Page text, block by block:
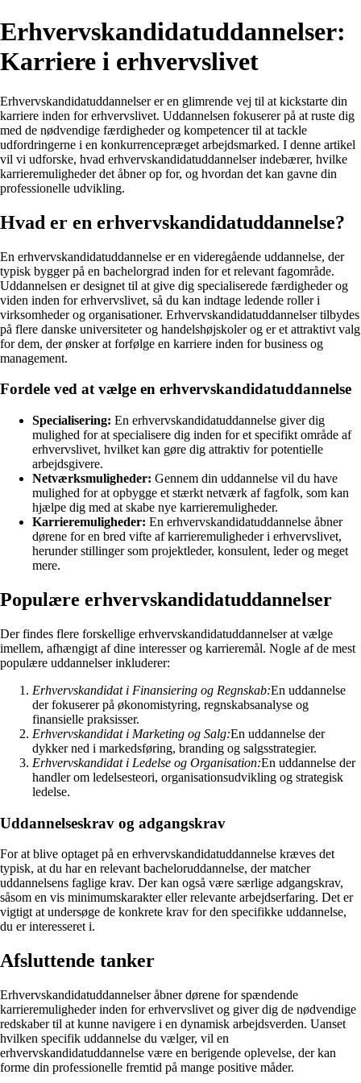
Erhvervskandidatuddannelser:
Karriere i erhvervslivet
Erhvervskandidatuddannelser er en glimrende vej til at kickstarte din
karriere inden for erhvervslivet. Uddannelsen fokuserer på at ruste dig
med de nødvendige færdigheder og kompetencer til at tackle
udfordringerne i en konkurrencepræget arbejdsmarked. I denne artikel
vil vi udforske, hvad erhvervskandidatuddannelser indebærer, hvilke
karrieremuligheder det åbner op for, og hvordan det kan gavne din
professionelle udvikling.
Hvad er en erhvervskandidatuddannelse?
En erhvervskandidatuddannelse er en videregående uddannelse, der
typisk bygger på en bachelorgrad inden for et relevant fagområde.
Uddannelsen er designet til at give dig specialiserede færdigheder og
viden inden for erhvervslivet, så du kan indtage ledende roller i
virksomheder og organisationer. Erhvervskandidatuddannelser tilbydes
på flere danske universiteter og handelshøjskoler og er et attraktivt valg
for dem, der ønsker at forfølge en karriere inden for business og
management.
Fordele ved at vælge en erhvervskandidatuddannelse
Specialisering: En erhvervskandidatuddannelse giver dig
mulighed for at specialisere dig inden for et specifikt område af
erhvervslivet, hvilket kan gøre dig attraktiv for potentielle
arbejdsgivere.
Netværksmuligheder: Gennem din uddannelse vil du have
mulighed for at opbygge et stærkt netværk af fagfolk, som kan
hjælpe dig med at skabe nye karrieremuligheder.
Karrieremuligheder: En erhvervskandidatuddannelse åbner
dørene for en bred vifte af karrieremuligheder i erhvervslivet,
herunder stillinger som projektleder, konsulent, leder og meget
mere.
Populære erhvervskandidatuddannelser
Der findes flere forskellige erhvervskandidatuddannelser at vælge
imellem, afhængigt af dine interesser og karrieremål. Nogle af de mest
populære uddannelser inkluderer:
Erhvervskandidat i Finansiering og Regnskab:En uddannelse
der fokuserer på økonomistyring, regnskabsanalyse og
finansielle praksisser.
Erhvervskandidat i Marketing og Salg:En uddannelse der
dykker ned i markedsføring, branding og salgsstrategier.
Erhvervskandidat i Ledelse og Organisation:En uddannelse der
handler om ledelsesteori, organisationsudvikling og strategisk
ledelse.
Uddannelseskrav og adgangskrav
For at blive optaget på en erhvervskandidatuddannelse kræves det
typisk, at du har en relevant bacheloruddannelse, der matcher
uddannelsens faglige krav. Der kan også være særlige adgangskrav,
såsom en vis minimumskarakter eller relevante arbejdserfaring. Det er
vigtigt at undersøge de konkrete krav for den specifikke uddannelse,
du er interesseret i.
Afsluttende tanker
Erhvervskandidatuddannelser åbner dørene for spændende
karrieremuligheder inden for erhvervslivet og giver dig de nødvendige
redskaber til at kunne navigere i en dynamisk arbejdsverden. Uanset
hvilken specifik uddannelse du vælger, vil en
erhvervskandidatuddannelse være en berigende oplevelse, der kan
forme din professionelle fremtid på mange positive måder.